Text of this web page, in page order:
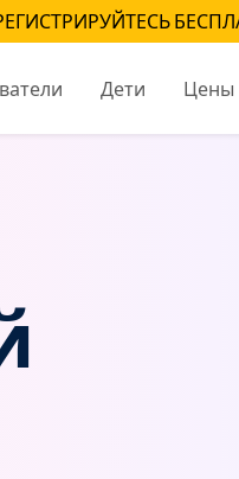
Дети Цены